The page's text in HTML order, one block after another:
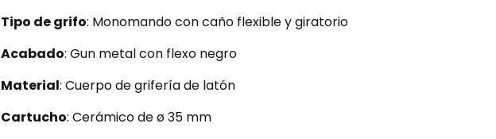
Tipo de grifo: Monomando con caño flexible y giratorio
Acabado: Gun metal con flexo negro
Material: Cuerpo de grifería de latón
Cartucho: Cerámico de ø 35 mm